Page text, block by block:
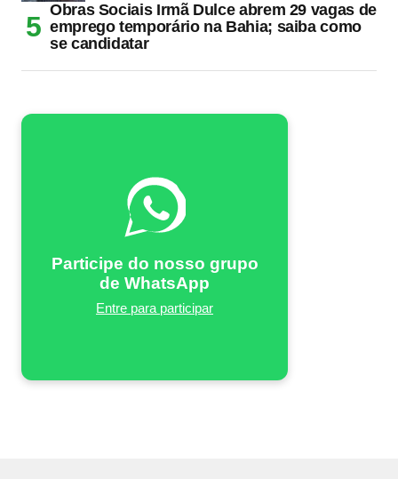
Obras Sociais Irmã Dulce abrem 29 vagas de
emprego temporário na Bahia; saiba como
se candidatar
Participe do nosso grupo
de WhatsApp
Entre para participar